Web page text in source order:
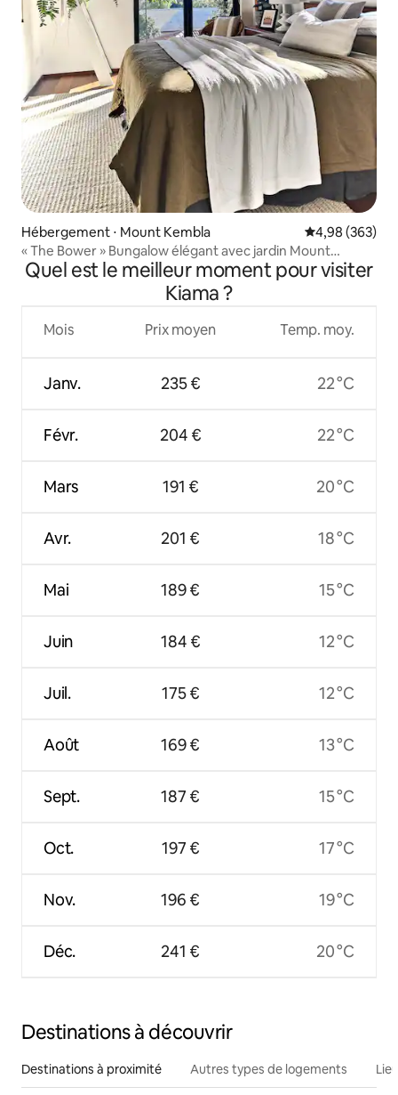
Hébergement ⋅ Mount Kembla Évaluation
4,98 (363)
« The Bower » Bungalow élégant avec jardin Mount
Kembla
Quel est le meilleur moment pour visiter
Kiama ?
Mois
Janv.
Févr.
Mars
Avr.
Mai
Juin
Juil.
Août
Sept.
Oct.
Nov.
Déc.
Prix moyen
235 €
204 €
191 €
201 €
189 €
184 €
175 €
169 €
187 €
197 €
196 €
241 €
Temp. moy.
22 °C
22 °C
20 °C
18 °C
15 °C
12 °C
12 °C
13 °C
15 °C
17 °C
19 °C
20 °C
Destinations à découvrir
Destinations à proximité Autres types de logements